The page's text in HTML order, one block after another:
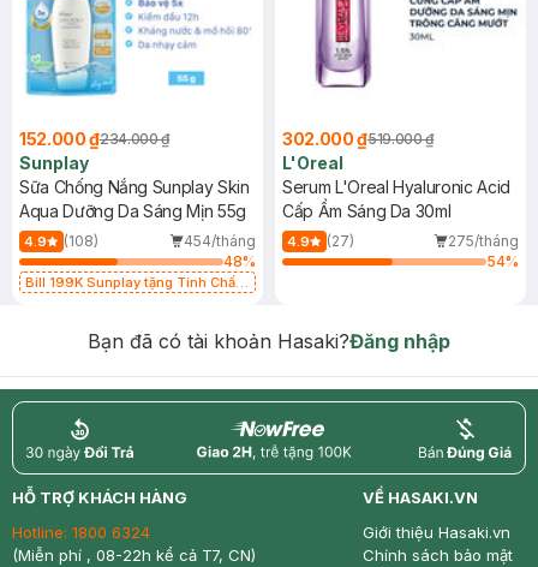
152.000 ₫234.000 ₫
Sunplay
Sữa Chống Nắng Sunplay Skin
Aqua Dưỡng Da Sáng Mịn 55g
4.9 (108)
454/tháng
48%
Bill 199K Sunplay tặng Tinh Chất
302.000 ₫519.000 ₫
L'Oreal
Serum L'Oreal Hyaluronic Acid
Cấp Ẩm Sáng Da 30ml
4.9 (27)
275/tháng
54%
Bạn đã có tài khoản Hasaki?Đăng nhập
return nowfree price
HỖ TRỢ KHÁCH HÀNG
Hotline: 1800 6324
(Miễn phí , 08-22h kể cả T7, CN)
VỀ HASAKI.VN
Giới thiệu Hasaki.vn
Chính sách bảo mật